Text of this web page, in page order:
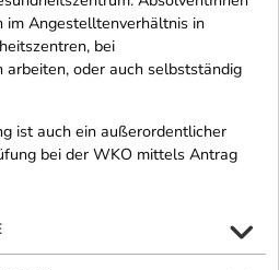
im Angestelltenverhältnis in
bei
arbeiten, oder auch selbstständig
ist auch ein außerordentlicher
bei der WKO mittels Antrag